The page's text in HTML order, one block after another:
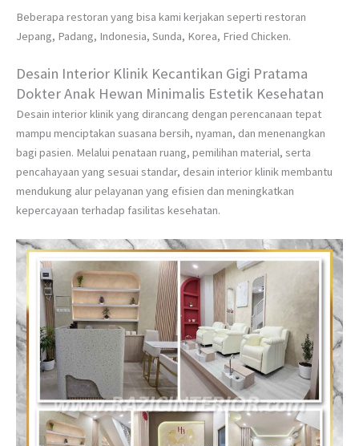
Beberapa restoran yang bisa kami kerjakan seperti restoran
Jepang, Padang, Indonesia, Sunda, Korea, Fried Chicken.
Desain Interior Klinik Kecantikan Gigi Pratama
Dokter Anak Hewan Minimalis Estetik Kesehatan
Desain interior klinik yang dirancang dengan perencanaan tepat
mampu menciptakan suasana bersih, nyaman, dan menenangkan
bagi pasien. Melalui penataan ruang, pemilihan material, serta
pencahayaan yang sesuai standar, desain interior klinik membantu
mendukung alur pelayanan yang efisien dan meningkatkan
kepercayaan terhadap fasilitas kesehatan.